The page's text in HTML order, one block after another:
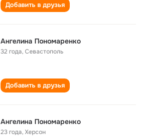
Добавить в друзья
Ангелина Пономаренко
32 года,Севастополь
Добавить в друзья
Ангелина Пономаренко
23 года,Херсон